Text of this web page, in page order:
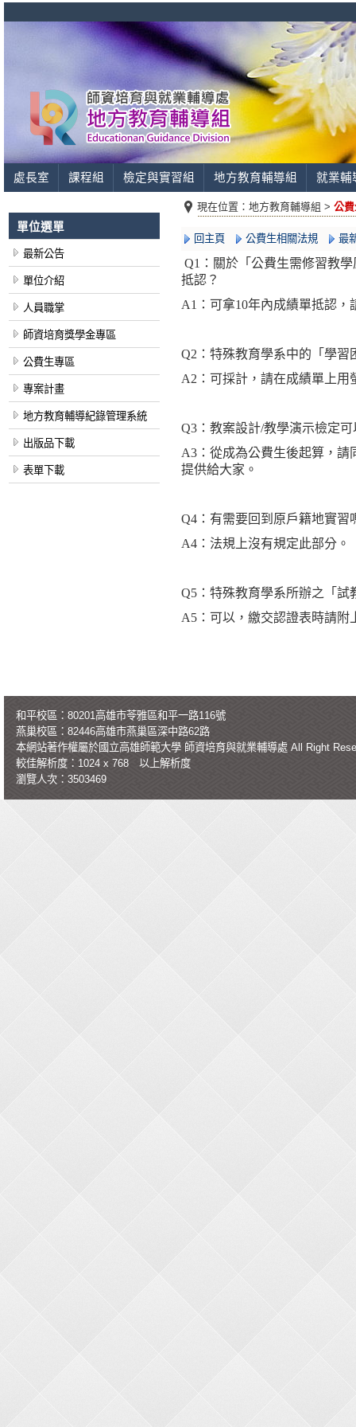
處長室 課程組 檢定與實習組 地方教育輔導組 就業輔
單位選單
最新公告
單位介紹
人員職掌
師資培育獎學金專區
公費生專區
專案計畫
地方教育輔導紀錄管理系統
出版品下載
表單下載
現在位置： 地方教育輔導組 > 公
回主頁 公費生相關法規 最
Q1 ：關於「公費生需修習教
抵認？
A1 ：可拿10年內成績單抵認，
Q2 ：特殊教育學系中的「學
A2 ：可採計，請在成績單上用
Q3 ：教案設計/教學演示檢定
A3 ：從成為公費生後起算，
提供給大家。
Q4 ：有需要回到原戶籍地實習
A4 ：法規上沒有規定此部分。
Q5 ：特殊教育學系所辦之
「
A5 ：可以，繳交認證表時請附
和平校區：80201高雄市苓雅區和平一路116號
燕巢校區：82446高雄市燕巢區深中路62路
本網站著作權屬於國立高雄師範大學 師資培育與就業輔導處 All Right
較佳解析度：1024 x 768 以上解析度
瀏覽人次：3503469